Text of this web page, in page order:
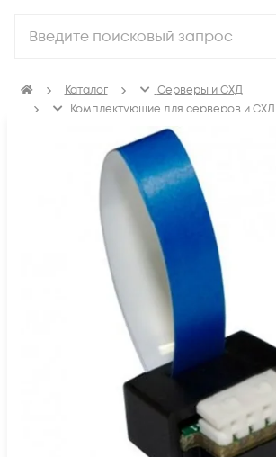
Каталог
Серверы и СХД
Комплектующие для серверов и СХД
Контроллеры дисков